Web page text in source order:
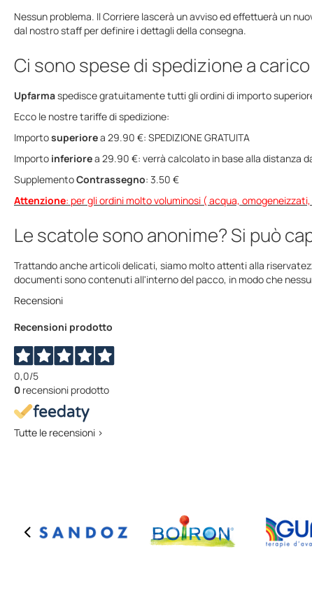
Nessun problema. Il Corriere lascerà un avviso ed effettuerà un
dal nostro staff per definire i dettagli della consegna.
Ci sono spese di spedizione a
Upfarmaspedisce gratuitamente tutti gli ordini di importo
Ecco le nostre tariffe di spedizione:
Importosuperiorea 29.90 €: SPEDIZIONE GRATUITA
Importo inferiorea 29.90 €: verrà calcolato in base alla distanza
SupplementoContrassegno: 3.50 €
Attenzione: per gli ordini molto voluminosi ( acqua,
Le scatole sono anonime? Si può
Trattando anche articoli delicati, siamo molto attenti alla
documenti sono contenuti all'interno del pacco, in modo che
Recensioni
Recensioni prodotto
0,0/5
0 recensioni prodotto
Tutte le recensioni >